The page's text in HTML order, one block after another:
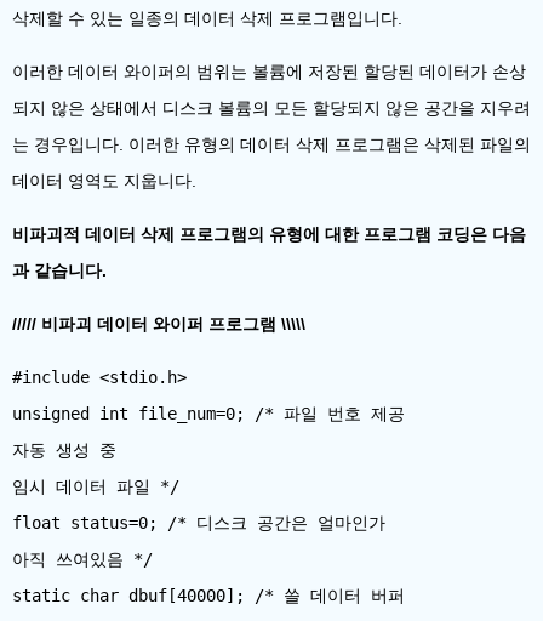
삭제할 수 있는 일종의 데이터 삭제 프로그램입니다.
이러한 데이터 와이퍼의 범위는 볼륨에 저장된 할당된 데이터가 손상
되지 않은 상태에서 디스크 볼륨의 모든 할당되지 않은 공간을 지우려
는 경우입니다. 이러한 유형의 데이터 삭제 프로그램은 삭제된 파일의
데이터 영역도 지웁니다.
비파괴적 데이터 삭제 프로그램의 유형에 대한 프로그램 코딩은 다음
과 같습니다.
///// 비파괴 데이터 와이퍼 프로그램 \\\\\
#include <stdio.h>
unsigned int file_num=0; /* 파일 번호 제공
자동 생성 중
임시 데이터 파일 */
float status=0; /* 디스크 공간은 얼마인가
아직 쓰여있음 */
static char dbuf[40000]; /* 쓸 데이터 버퍼